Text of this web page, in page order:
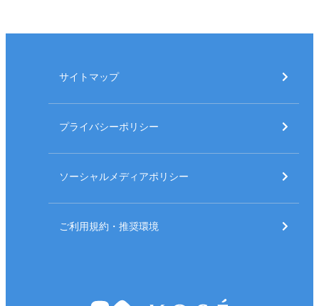
サイトマップ
プライバシーポリシー
ソーシャルメディアポリシー
ご利用規約・推奨環境